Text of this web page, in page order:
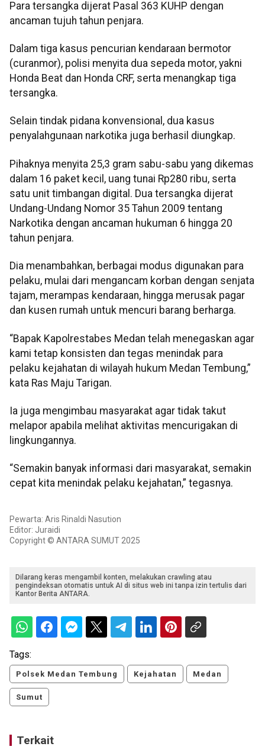
Para tersangka dijerat Pasal 363 KUHP dengan
ancaman tujuh tahun penjara.
Dalam tiga kasus pencurian kendaraan bermotor
(curanmor), polisi menyita dua sepeda motor, yakni
Honda Beat dan Honda CRF, serta menangkap tiga
tersangka.
Selain tindak pidana konvensional, dua kasus
penyalahgunaan narkotika juga berhasil diungkap.
Pihaknya menyita 25,3 gram sabu-sabu yang dikemas
dalam 16 paket kecil, uang tunai Rp280 ribu, serta
satu unit timbangan digital. Dua tersangka dijerat
Undang-Undang Nomor 35 Tahun 2009 tentang
Narkotika dengan ancaman hukuman 6 hingga 20
tahun penjara.
Dia menambahkan, berbagai modus digunakan para
pelaku, mulai dari mengancam korban dengan senjata
tajam, merampas kendaraan, hingga merusak pagar
dan kusen rumah untuk mencuri barang berharga.
“Bapak Kapolrestabes Medan telah menegaskan agar
kami tetap konsisten dan tegas menindak para
pelaku kejahatan di wilayah hukum Medan Tembung,”
kata Ras Maju Tarigan.
Ia juga mengimbau masyarakat agar tidak takut
melapor apabila melihat aktivitas mencurigakan di
lingkungannya.
“Semakin banyak informasi dari masyarakat, semakin
cepat kita menindak pelaku kejahatan,” tegasnya.
Pewarta: Aris Rinaldi Nasution
Editor: Juraidi
Copyright © ANTARA SUMUT 2025
Dilarang keras mengambil konten, melakukan crawling atau
pengindeksan otomatis untuk AI di situs web ini tanpa izin tertulis dari
Kantor Berita ANTARA.
Tags:
Polsek Medan Tembung Kejahatan Medan
Sumut
Terkait